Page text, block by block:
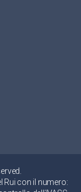
Rui con il numero: